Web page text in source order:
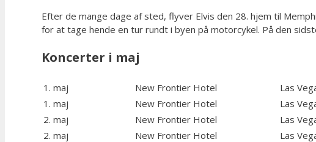
Efter de mange dage af sted, flyver Elvis den 28. hjem til
for at tage hende en tur rundt i byen på motorcykel. På den
Koncerter i maj
1. maj New Frontier Hotel Las
1. maj
New Frontier Hotel Las
2. maj
New Frontier Hotel Las
2. maj
New Frontier Hotel Las